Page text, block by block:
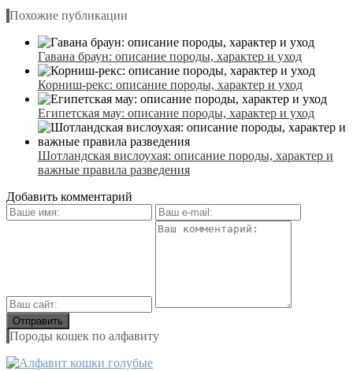
Похожие публикации
Гавана браун: описание породы, характер и уход
Корниш-рекс: описание породы, характер и уход
Египетская мау: описание породы, характер и уход
Шотландская вислоухая: описание породы, характер и
важные правила разведения
Добавить комментарий
Породы кошек по алфавиту